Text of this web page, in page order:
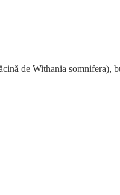
de Withania somnifera),